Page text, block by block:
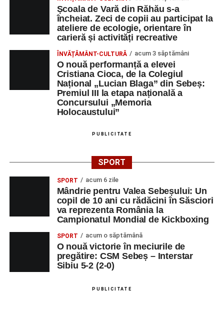
Școala de Vară din Răhău s-a
încheiat. Zeci de copii au participat la
ateliere de ecologie, orientare în
carieră și activități recreative
ÎNVĂȚĂMÂNT-CULTURĂ acum 3 săptămâni
O nouă performanță a elevei
Cristiana Cioca, de la Colegiul
Național „Lucian Blaga” din Sebeș:
Premiul III la etapa națională a
Concursului „Memoria
Holocaustului”
PUBLICITATE
SPORT
SPORT acum 6 zile
Mândrie pentru Valea Sebeșului: Un
copil de 10 ani cu rădăcini în Săsciori
va reprezenta România la
Campionatul Mondial de Kickboxing
SPORT acum o săptămână
O nouă victorie în meciurile de
pregătire: CSM Sebeș – Interstar
Sibiu 5-2 (2-0)
PUBLICITATE